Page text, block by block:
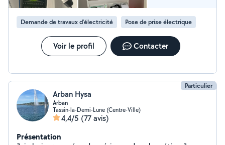
Demande de travaux d’électricité Pose de prise électrique
Voir le profil Contacter
Particulier
Arban Hysa
Arban
Tassin-la-Demi-Lune (Centre-Ville)
4,4/5 (77 avis)
Présentation